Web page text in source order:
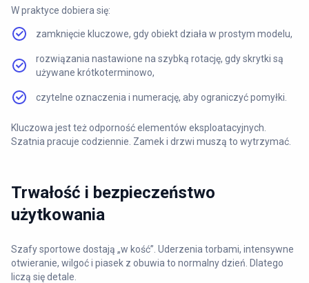
W praktyce dobiera się:
zamknięcie kluczowe, gdy obiekt działa w prostym modelu,
rozwiązania nastawione na szybką rotację, gdy skrytki są
używane krótkoterminowo,
czytelne oznaczenia i numerację, aby ograniczyć pomyłki.
Kluczowa jest też odporność elementów eksploatacyjnych.
Szatnia pracuje codziennie. Zamek i drzwi muszą to wytrzymać.
Trwałość i bezpieczeństwo
użytkowania
Szafy sportowe dostają „w kość”. Uderzenia torbami, intensywne
otwieranie, wilgoć i piasek z obuwia to normalny dzień. Dlatego
liczą się detale.